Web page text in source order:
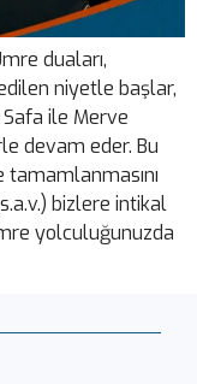
duaları,
niyetle başlar,
ile Merve
devam eder. Bu
bizlere intikal
yolculuğunuzda